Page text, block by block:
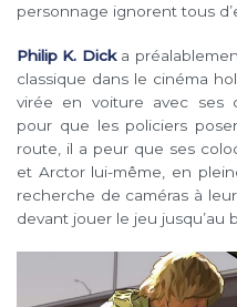
personnage ignorent tous
Philip K. Dicka
classique dans le cinéma
virée en voiture avec ses
pour que les policiers
route, il a peur que ses
et Arctor lui-même, en
recherche de caméras à
devant jouer le jeu jusqu’au